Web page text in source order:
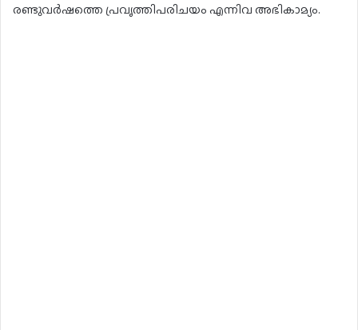
രണ്ടുവർഷത്തെ പ്രവൃത്തിപരിചയം എന്നിവ അഭികാമ്യം.